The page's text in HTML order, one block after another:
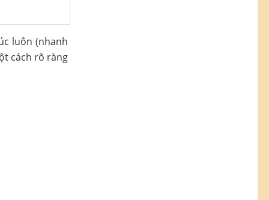
luôn (nhanh
cách rõ ràng